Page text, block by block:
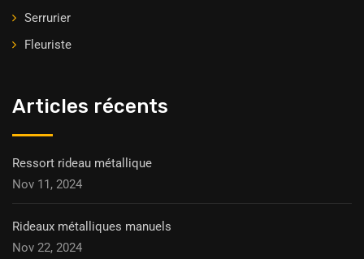
Serrurier
Fleuriste
Articles récents
Ressort rideau métallique
Nov 11, 2024
Rideaux métalliques manuels
Nov 22, 2024